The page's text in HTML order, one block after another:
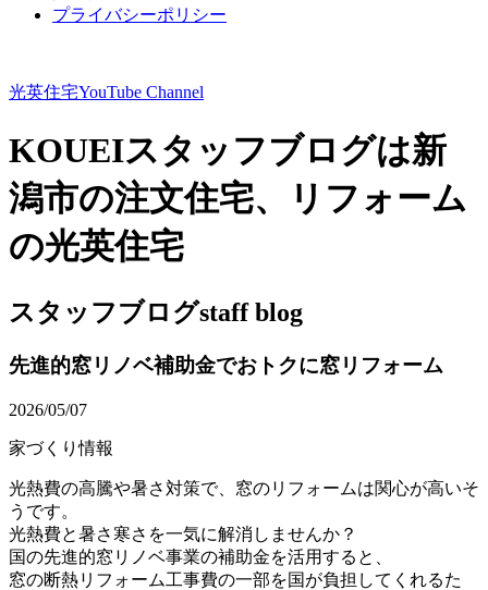
プライバシーポリシー
光英住宅YouTube Channel
KOUEIスタッフブログは新
潟市の注文住宅、リフォーム
の光英住宅
スタッフブログstaff blog
先進的窓リノベ補助金でおトクに窓リフォーム
2026/05/07
家づくり情報
光熱費の高騰や暑さ対策で、窓のリフォームは関心が高いそ
うです。
光熱費と暑さ寒さを一気に解消しませんか？
国の先進的窓リノベ事業の補助金を活用すると、
窓の断熱リフォーム工事費の一部を国が負担してくれるた